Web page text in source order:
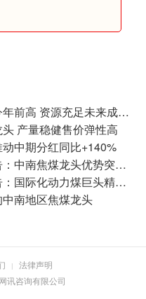
新天然气(603393)：气价接近今年前高 资源充足未来成长可期
产量稳健售价弹性高
中期分红同比+140%
平煤股份(601666)公司深度报告：中南焦煤龙头优势突出 量价修复开启成长空间
兖矿能源(600188)公司深度报告：国际化动力煤巨头精进不止 低长协+海外业务共塑高业绩弹性
南地区焦煤龙头
|
法律声明
讯咨询有限公司